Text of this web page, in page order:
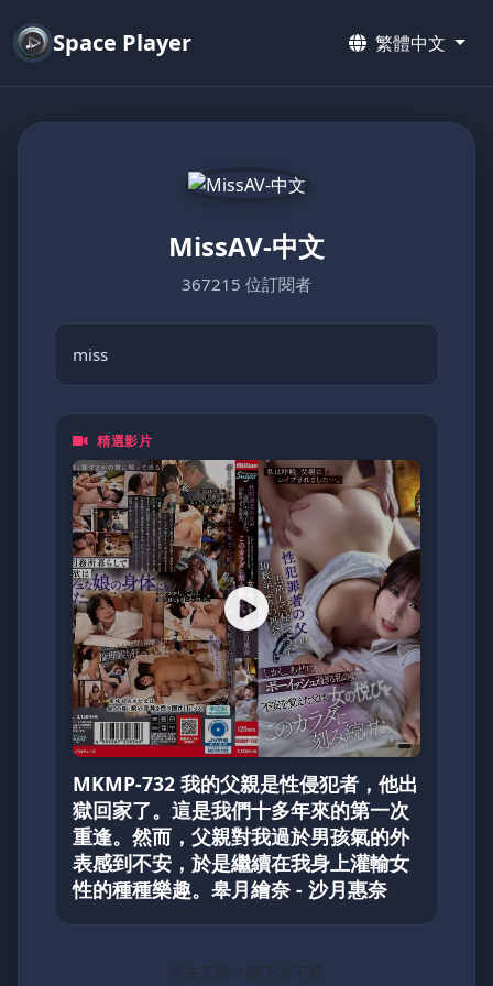
Space Player 繁體中文
MissAV-中文
367215 位訂閱者
miss
精選影片
MKMP-732 我的父親是性侵犯者，他出
獄回家了。這是我們十多年來的第一次
重逢。然而，父親對我過於男孩氣的外
表感到不安，於是繼續在我身上灌輸女
性的種種樂趣。皋月繪奈 - 沙月惠奈
尚未安裝？請下方下載